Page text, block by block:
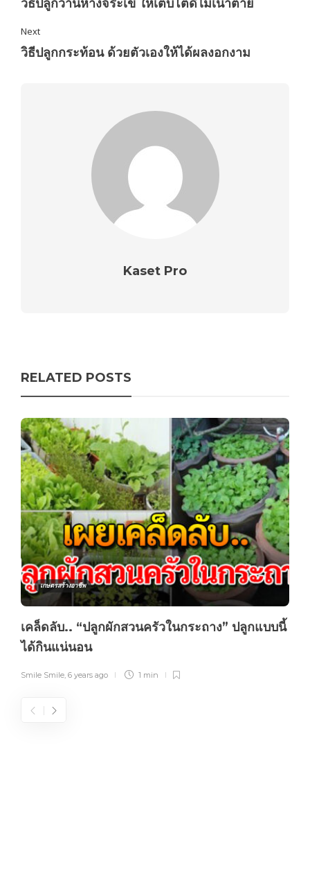
วิธีปลูกว่านหางจระเข้ ให้เติบโตดีไม่เน่าตาย
Next
วิธีปลูกกระท้อน ด้วยตัวเองให้ได้ผลงอกงาม
Kaset Pro
RELATED POSTS
เกษตรสร้างอาชีพ
เคล็ดลับ.. “ปลูกผักสวนครัวในกระถาง” ปลูกแบบนี้
ได้กินแน่นอน
Smile Smile, 6 years ago 1 min